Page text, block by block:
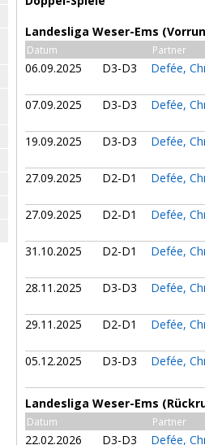
Landesliga Weser-Ems
Datum Partner
06.09.2025 D3-D3 Defée,
07.09.2025 D3-D3 Defée,
19.09.2025 D3-D3 Defée,
27.09.2025 D2-D1 Defée,
27.09.2025 D2-D1 Defée,
31.10.2025 D2-D1 Defée,
28.11.2025 D3-D3 Defée,
29.11.2025 D2-D1 Defée,
05.12.2025 D3-D3 Defée,
Landesliga Weser-Ems
Datum Partner
22.02.2026 D3-D3 Defée,